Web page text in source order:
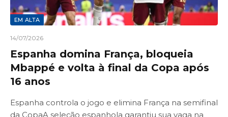
EM ALTA
14/07/2026
Espanha domina França, bloqueia
Mbappé e volta à final da Copa após
16 anos
Espanha controla o jogo e elimina França na semifinal
da CopaA seleção espanhola garantiu sua vaga na